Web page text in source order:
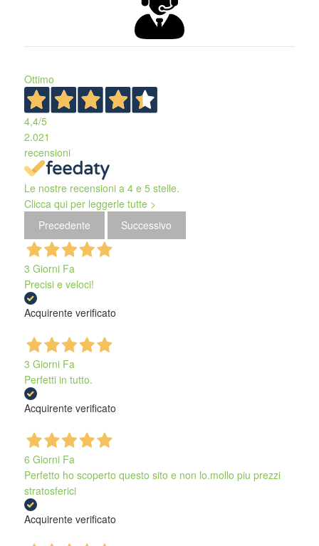
Ottimo
4,4/5
2.021
recensioni
Le nostre recensioni a 4 e 5 stelle.
Clicca qui per leggerle tutte >
Precedente
Successivo
3 Giorni Fa
Precisi e veloci!
Acquirente verificato
3 Giorni Fa
Perfetti in tutto.
Acquirente verificato
6 Giorni Fa
Perfetto ho scoperto questo sito e non lo.mollo piu prezzi
stratosferici
Acquirente verificato